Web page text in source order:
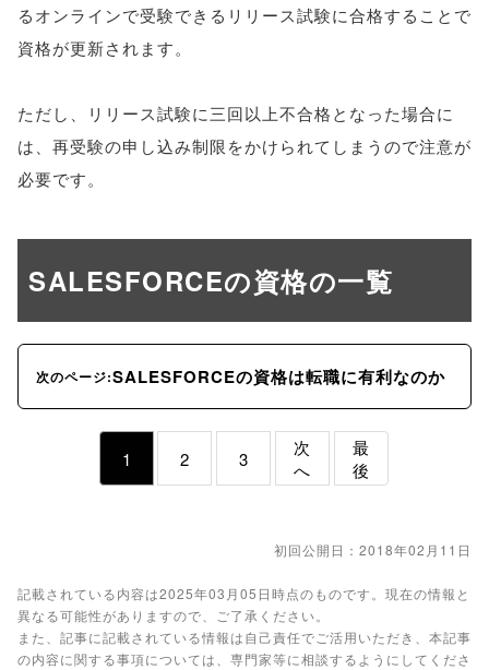
るオンラインで受験できるリリース試験に合格することで
資格が更新されます。
ただし、リリース試験に三回以上不合格となった場合に
は、再受験の申し込み制限をかけられてしまうので注意が
必要です。
SALESFORCEの資格の一覧
次のページ:SALESFORCEの資格は転職に有利なのか
1 2 3
次
へ
最
後
初回公開日：2018年02月11日
記載されている内容は2025年03月05日時点のものです。現在の情報と
異なる可能性がありますので、ご了承ください。
また、記事に記載されている情報は自己責任でご活用いただき、本記事
の内容に関する事項については、専門家等に相談するようにしてくださ